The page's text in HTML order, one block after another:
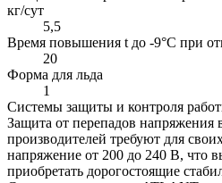
кг/сут
5,5
Время повышения t до -9°C при
20
Форма для льда
1
Системы защиты и контроля
Защита от перепадов напряжения
производителей требуют для
напряжение от 200 до 240 В, что
приобретать дорогостоящие